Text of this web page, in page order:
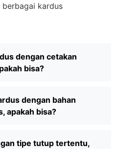
berbagai kardus
dengan cetakan
bisa?
dengan bahan
apakah bisa?
tipe tutup tertentu,